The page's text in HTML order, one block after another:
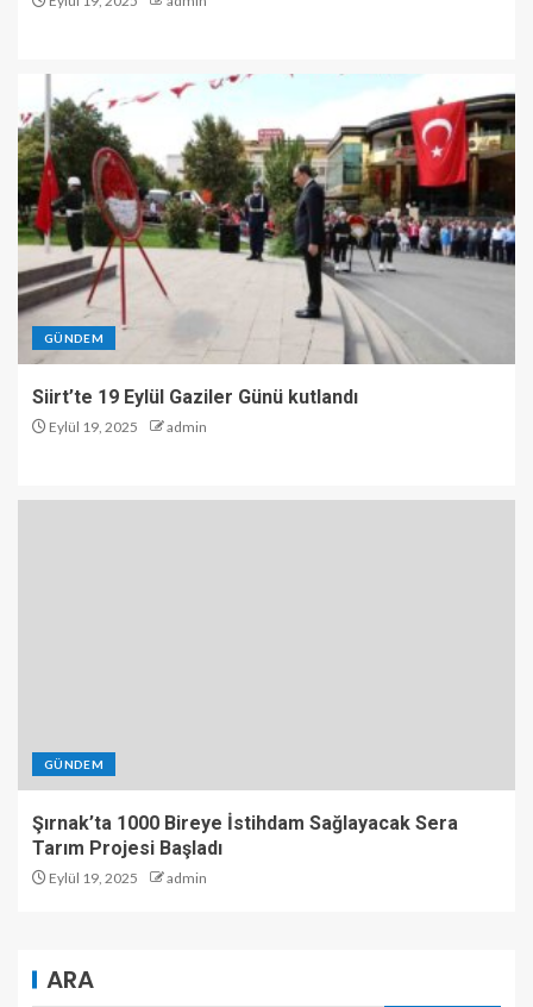
GÜNDEM
Siirt’te 19 Eylül Gaziler Günü kutlandı
Eylül 19, 2025 admin
GÜNDEM
Şırnak’ta 1000 Bireye İstihdam Sağlayacak Sera
Tarım Projesi Başladı
Eylül 19, 2025 admin
ARA